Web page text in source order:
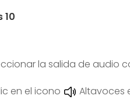
10
la salida de audio
en el icono
Altavoces